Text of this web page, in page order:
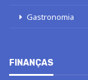
Gastronomia
FINANÇAS